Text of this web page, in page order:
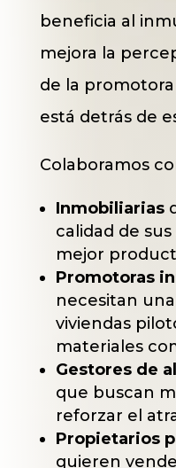
beneficia al
mejora la
de la
está detrás de
Colaboramos
Inmobiliarias
calidad de
mejor
Promotoras
necesitan
viviendas
materiales
Gestores de
que buscan
reforzar el
Propietarios
quieren